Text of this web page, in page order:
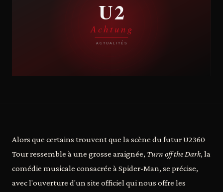
Alors que certains trouvent que la scène du futur U2360
Tour ressemble à une grosse araignée, Turn off the Dark, la
comédie musicale consacrée à Spider-Man, se précise,
avec l'ouverture d'un site officiel qui nous offre les